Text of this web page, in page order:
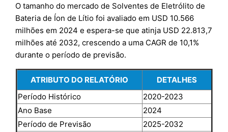
O tamanho do mercado de Solventes de Eletrólito de
Bateria de Íon de Lítio foi avaliado em USD 10.566
milhões em 2024 e espera-se que atinja USD 22.813,7
milhões até 2032, crescendo a uma CAGR de 10,1%
durante o período de previsão.
ATRIBUTO DO RELATÓRIO
DETALHES
Período Histórico
2020-2023
Ano Base
2024
Período de Previsão
2025-2032